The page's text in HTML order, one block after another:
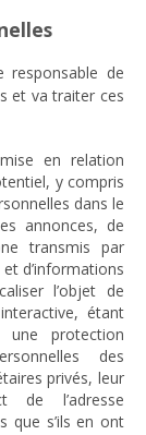
de
et va traiter ces
en relation
y compris
dans le
annonces, de
transmis par
et d’informations
l’objet de
étant
protection
des
privés, leur
l’adresse
que s’ils en ont